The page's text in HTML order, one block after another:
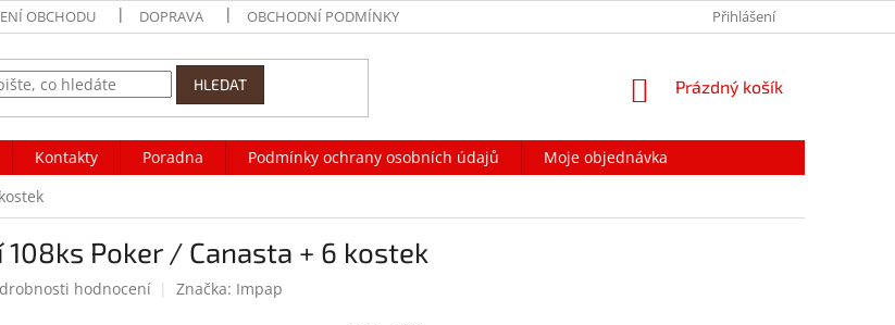
OBCHODU DOPRAVA OBCHODNÍ PODMÍNKY NAPIŠTE NÁM
Přihlášení
HLEDAT
NÁKUPNÍ
Prázdný košík
Kontakty Poradna Podmínky ochrany osobních údajů
Moje objednávka
108ks Poker / Canasta + 6 kostek
hodnocení Značka: Impap